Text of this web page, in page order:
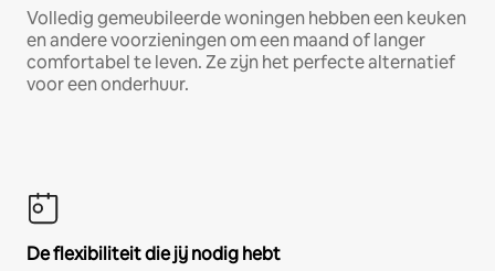
Volledig gemeubileerde woningen hebben een keuken
en andere voorzieningen om een maand of langer
comfortabel te leven. Ze zijn het perfecte alternatief
voor een onderhuur.
De flexibiliteit die jij nodig hebt